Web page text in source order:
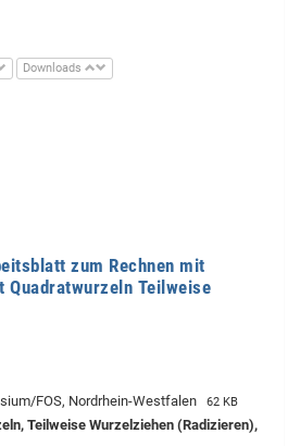
Downloads
zum Rechnen mit
Quadratwurzeln Teilweise
FOS, Nordrhein-Westfalen 62 KB
Teilweise Wurzelziehen (Radizieren),